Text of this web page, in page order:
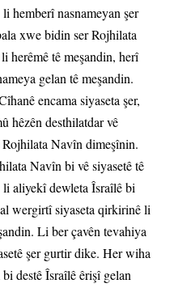
hemberî nasnameyan şer
xwe bidin ser Rojhilata
herêmê tê meşandin, herî
gelan tê meşandin.
encama siyaseta şer,
hêzên desthilatdar vê
Navîn dimeşînin.
Navîn bi vê siyasetê tê
aliyekî dewleta Îsraîlê bi
wergirtî siyaseta qirkirinê li
Li ber çavên tevahiya
şer gurtir dike. Her wiha
destê Îsraîlê êrişî gelan